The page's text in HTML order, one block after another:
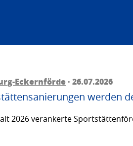
Eckernförde· 26.07.2026
werden
2026 verankerte